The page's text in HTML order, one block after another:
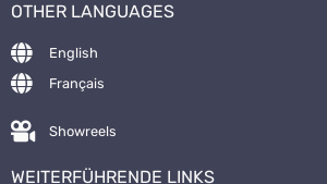
OTHER LANGUAGES
English
Français
Showreels
WEITERFÜHRENDE LINKS